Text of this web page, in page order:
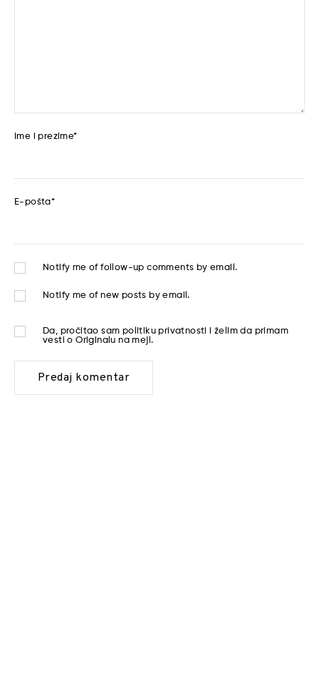
Ime i prezime*
E-pošta*
Notify me of follow-up comments by email.
Notify me of new posts by email.
Da, pročitao sam politiku privatnosti
i želim da primam
vesti o Originalu na mejl.